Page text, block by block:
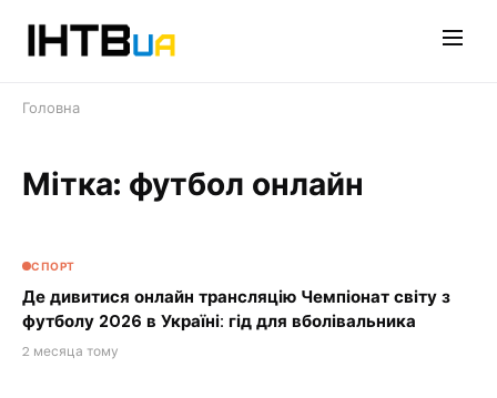
Головна
Мітка: футбол онлайн
СПОРТ
Де дивитися онлайн трансляцію Чемпіонат світу з
футболу 2026 в Україні: гід для вболівальника
2 месяца тому